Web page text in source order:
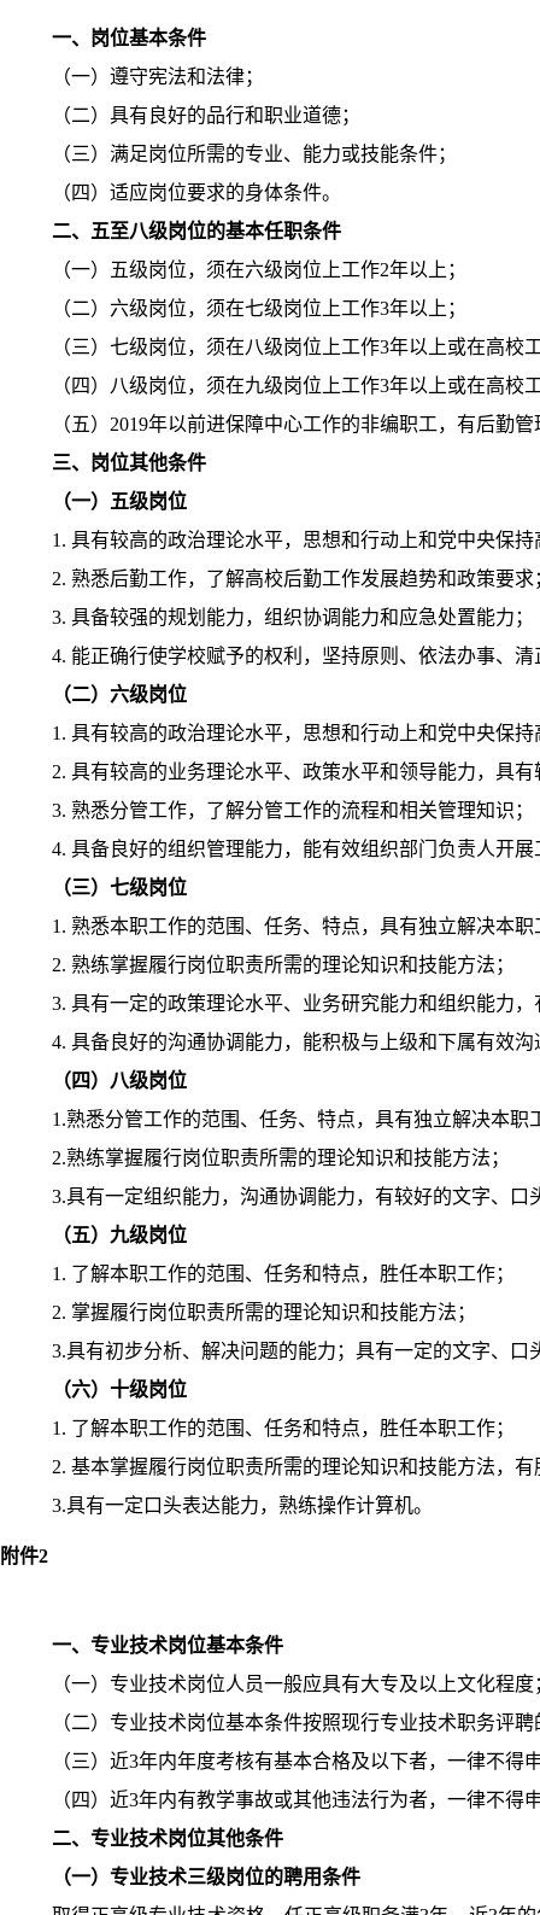
一、岗位基本条件
（一）遵守宪法和法律；
（二）具有良好的品行和职业道德；
（三）满足岗位所需的专业、能力或技能条件；
（四）适应岗位要求的身体条件。
二、五至八级岗位的基本任职条件
（一）五级岗位，须在六级岗位上工作2年以上；
（二）六级岗位，须在七级岗位上工作3年以上；
（三）七级岗位，须在八级岗位上工作3年以上或在高校
（四）八级岗位，须在九级岗位上工作3年以上或在高校
（五） 2019年以前进保障中心工作的非编职工，有后勤
三、岗位其他条件
（一）五级岗位
1. 具有较高的政治理论水平，思想和行动上和党中央保持
2. 熟悉后勤工作，了解高校后勤工作发展趋势和政策要求
3. 具备较强的规划能力，组织协调能力和应急处置能力；
4. 能正确行使学校赋予的权利，坚持原则、依法办事、清
（二）六级岗位
1. 具有较高的政治理论水平，思想和行动上和党中央保持
2. 具有较高的业务理论水平、政策水平和领导能力，具
3. 熟悉分管工作，了解分管工作的流程和相关管理知识；
4. 具备良好的组织管理能力，能有效组织部门负责人开
（三）七级岗位
1. 熟悉本职工作的范围、任务、特点，具有独立解决本
2. 熟练掌握履行岗位职责所需的理论知识和技能方法；
3. 具有一定的政策理论水平、业务研究能力和组织能力
4. 具备良好的沟通协调能力，能积极与上级和下属有效
（四）八级岗位
1.熟悉分管工作的范围、任务、特点，具有独立解决本职
2.熟练掌握履行岗位职责所需的理论知识和技能方法；
3.具有一定组织能力，沟通协调能力，有较好的文字、
（五）九级岗位
1. 了解本职工作的范围、任务和特点，胜任本职工作；
2. 掌握履行岗位职责所需的理论知识和技能方法；
3.具有初步分析、解决问题的能力；具有一定的文字、口
（六）十级岗位
1. 了解本职工作的范围、任务和特点，胜任本职工作；
2. 基本掌握履行岗位职责所需的理论知识和技能方法，有
3.具有一定口头表达能力，熟练操作计算机。
附件2
一、专业技术岗位基本条件
（一）专业技术岗位人员一般应具有大专及以上文化程度
（二）专业技术岗位基本条件按照现行专业技术职务评
（三）近3年内年度考核有基本合格及以下者，一律不得
（四）近3年内有教学事故或其他违法行为者，一律不得
二、专业技术岗位其他条件
（一）专业技术三级岗位的聘用条件